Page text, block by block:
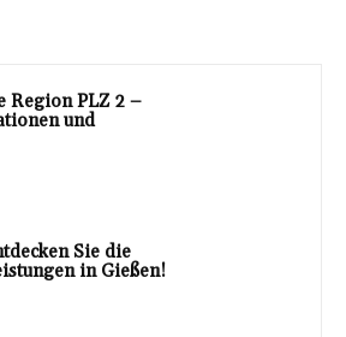
Region PLZ 2 –
und
Sie die
in Gießen!